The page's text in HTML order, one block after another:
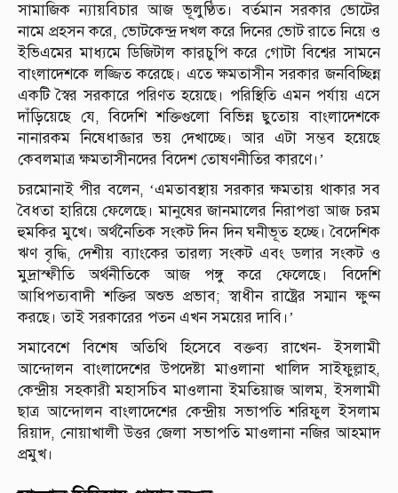
সামাজিক ন্যায়বিচার আজ ভূলুণ্ঠিত। বর্তমান সরকার ভোটের
নামে প্রহসন করে, ভোটকেন্দ্র দখল করে দিনের ভোট রাতে নিয়ে ও
ইভিএমের মাধ্যমে ডিজিটাল কারচুপি করে গোটা বিশ্বের সামনে
বাংলাদেশকে লজ্জিত করেছে। এতে ক্ষমতাসীন সরকার জনবিচ্ছিন্ন
একটি স্বৈর সরকারে পরিণত হয়েছে। পরিস্থিতি এমন পর্যায় এসে
দাঁড়িয়েছে যে, বিদেশি শক্তিগুলো বিভিন্ন ছুতোয় বাংলাদেশকে
নানারকম নিষেধাজ্ঞার ভয় দেখাচ্ছে। আর এটা সম্ভব হয়েছে
কেবলমাত্র ক্ষমতাসীনদের বিদেশ তোষণনীতির কারণে।’
চরমোনাই পীর বলেন, ‘এমতাবস্থায় সরকার ক্ষমতায় থাকার সব
বৈধতা হারিয়ে ফেলেছে। মানুষের জানমালের নিরাপত্তা আজ চরম
হুমকির মুখে। অর্থনৈতিক সংকট দিন দিন ঘনীভূত হচ্ছে। বৈদেশিক
ঋণ বৃদ্ধি, দেশীয় ব্যাংকের তারল্য সংকট এবং ডলার সংকট ও
মুদ্রাস্ফীতি অর্থনীতিকে আজ পঙ্গু করে ফেলেছে। বিদেশি
আধিপত্যবাদী শক্তির অশুভ প্রভাব; স্বাধীন রাষ্ট্রের সম্মান ক্ষুণ্ন
করছে। তাই সরকারের পতন এখন সময়ের দাবি।’
সমাবেশে বিশেষ অতিথি হিসেবে বক্তব্য রাখেন- ইসলামী
আন্দোলন বাংলাদেশের উপদেষ্টা মাওলানা খালিদ সাইফুল্লাহ,
কেন্দ্রীয় সহকারী মহাসচিব মাওলানা ইমতিয়াজ আলম, ইসলামী
ছাত্র আন্দোলন বাংলাদেশের কেন্দ্রীয় সভাপতি শরিফুল ইসলাম
রিয়াদ, নোয়াখালী উত্তর জেলা সভাপতি মাওলানা নজির আহমাদ
প্রমুখ।